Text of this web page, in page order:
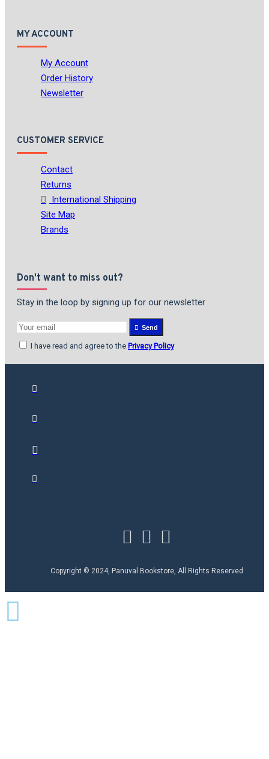
MY ACCOUNT
My Account
Order History
Newsletter
CUSTOMER SERVICE
Contact
Returns
International Shipping
Site Map
Brands
Don't want to miss out?
Stay in the loop by signing up for our newsletter
Send
I have read and agree to the Privacy Policy
Copyright © 2024, Panuval Bookstore, All Rights Reserved